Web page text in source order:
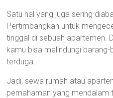
Satu hal yang juga sering
Pertimbangkan untuk
tinggal di sebuah apartemen.
kamu bisa melindungi
terduga.
Jadi, sewa rumah atau
pemahaman yang mendalam